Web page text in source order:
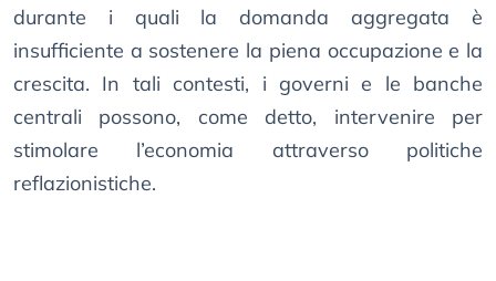
durante i quali la domanda aggregata è
insufficiente a sostenere la piena occupazione e la
crescita. In tali contesti, i governi e le banche
centrali possono, come detto, intervenire per
stimolare l’economia attraverso politiche
reflazionistiche.